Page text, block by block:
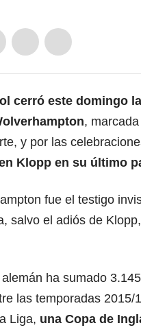
cerró este domingo la
,
y por las
Klopp en su último
fue el testigo
salvo el adiós de
ha sumado
las temporadas
Liga, una Copa de